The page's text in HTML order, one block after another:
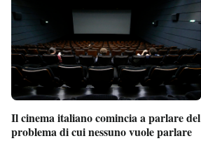
Il cinema italiano comincia a parlare del
problema di cui nessuno vuole parlare